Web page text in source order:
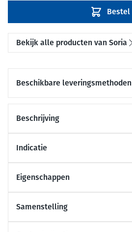
Bestel
Bekijk alle producten van Soria
Beschikbare leveringsmethoden
Beschrijving
Indicatie
Eigenschappen
Samenstelling